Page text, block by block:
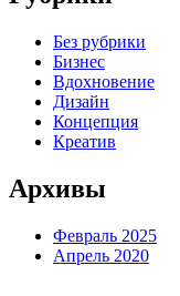
Без рубрики
Бизнес
Вдохновение
Дизайн
Концепция
Креатив
Архивы
Февраль 2025
Апрель 2020